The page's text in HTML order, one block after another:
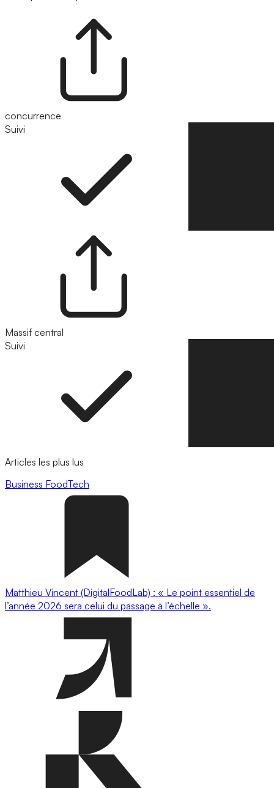
concurrence
Suivi
Massif central
Suivi
Articles les plus lus
Business FoodTech
Matthieu Vincent (DigitalFoodLab) : « Le point essentiel de
l’année 2026 sera celui du passage à l’échelle ».